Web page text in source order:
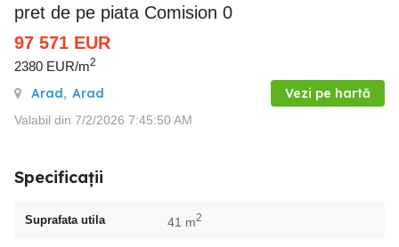
pret de pe piata Comision 0
97 571 EUR
2380 EUR/m2
Arad, Arad Vezi pe hartă
Valabil din 7/2/2026 7:45:50 AM
Specificații
Suprafata utila 41 m2